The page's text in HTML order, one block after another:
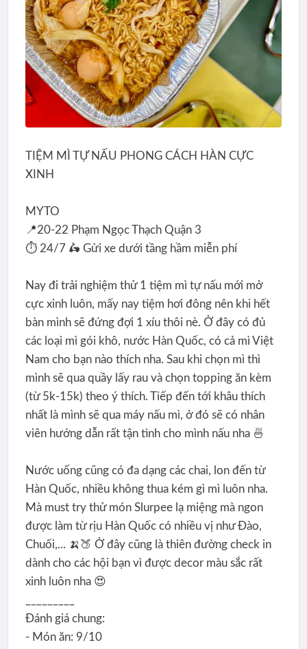
TIỆM MÌ TỰ NẤU PHONG CÁCH HÀN CỰC
XINH
MYTO
📍20-22 Phạm Ngọc Thạch Quận 3
⏱ 24/7 🛵 Gửi xe dưới tầng hầm miễn phí
Nay đi trải nghiệm thử 1 tiệm mì tự nấu mới mở
cực xinh luôn, mấy nay tiệm hơi đông nên khi hết
bàn mình sẽ đứng đợi 1 xíu thôi nè. Ở đây có đủ
các loại mì gói khô, nước Hàn Quốc, có cả mì Việt
Nam cho bạn nào thích nha. Sau khi chọn mì thì
mình sẽ qua quầy lấy rau và chọn topping ăn kèm
(từ 5k-15k) theo ý thích. Tiếp đến tới khâu thích
nhất là mình sẽ qua máy nấu mì, ở đó sẽ có nhân
viên hướng dẫn rất tận tình cho mình nấu nha 🍜
Nước uống cũng có đa dạng các chai, lon đến từ
Hàn Quốc, nhiều không thua kém gì mì luôn nha.
Mà must try thử món Slurpee lạ miệng mà ngon
được làm từ rịu Hàn Quốc có nhiều vị như Đào,
Chuối,... 🍌🍑 Ở đây cũng là thiên đường check in
dành cho các hội bạn vì được decor màu sắc rất
xinh luôn nha 😍
Đánh giá chung:
- Món ăn: 9/10